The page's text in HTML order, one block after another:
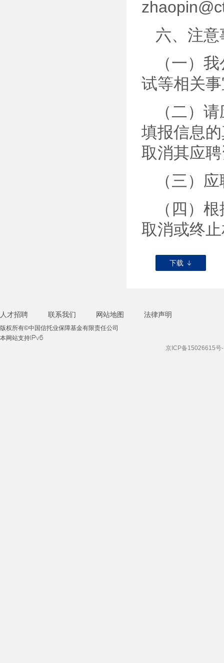
六、注意
（一）
试等相关
（二）
填报信息
取消其应
（三）
（四）
取消或终
下载
人才招聘 联系我们 网站地图 法律声明
版权所有©中国信托业保障基金有限责任公司
本网站支持IPv6
京ICP备15026615号